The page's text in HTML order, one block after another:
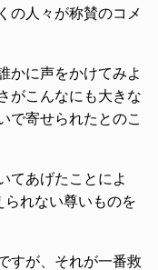
の人々が称賛のコメ
かに声をかけてみよ
がこんなにも大きな
で寄せられたとのこ
てあげたことによ
られない尊いものを
すが、それが一番救